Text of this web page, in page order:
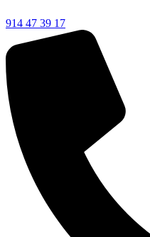
914 47 39 17